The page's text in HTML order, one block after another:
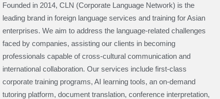
Founded in 2014, CLN (Corporate Language Network) is the
leading brand in foreign language services and training for Asian
enterprises. We aim to address the language-related challenges
faced by companies, assisting our clients in becoming
professionals capable of cross-cultural communication and
international collaboration. Our services include first-class
corporate training programs, AI learning tools, an on-demand
tutoring platform, document translation, conference interpretation,